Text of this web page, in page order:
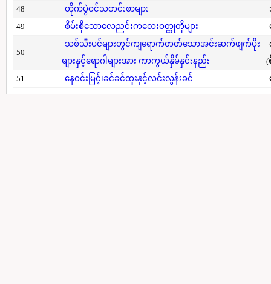
48 တိုက်ပွဲဝင်သတင်းစာများ
49
စိမ်းစိုသောလေညင်းကလေးဝတ္ထုတိုများ
50
သစ်သီးပင်များတွင်ကျရောက်တတ်သောအင်းဆက်ဖျက်ပိုး
များနှင့်ရောဂါများအား ကာကွယ်နှိမ်နှင်းနည်း
(
51
နေဝင်းမြင့်၊ခင်ခင်ထူးနှင့်လင်းလွန်းခင်